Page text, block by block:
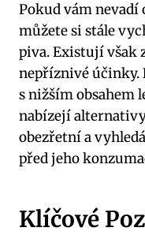
Pokud vám nevadí
můžete si stále
piva. Existují však
nepříznivé účinky.
s nižším obsahem
nabízejí
obezřetní a
před jeho
Klíčové